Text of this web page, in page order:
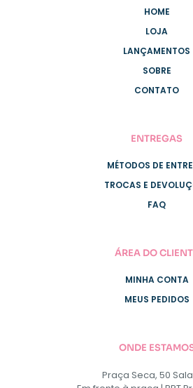
HOME
LOJA
LANÇAMENTOS
SOBRE
CONTATO
ENTREGAS
MÉTODOS DE
TROCAS E
FAQ
ÁREA DO
MINHA CONTA
MEUS PEDIDOS
ONDE
Praça Seca, 50